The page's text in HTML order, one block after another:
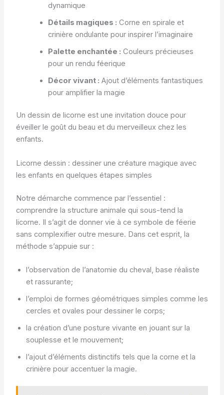
dynamique
Détails magiques : Corne en spirale et
crinière ondulante pour inspirer l’imaginaire
Palette enchantée : Couleurs précieuses
pour un rendu féerique
Décor vivant : Ajout d’éléments fantastiques
pour amplifier la magie
Un dessin de licorne est une invitation douce pour
éveiller le goût du beau et du merveilleux chez les
enfants.
Licorne dessin : dessiner une créature magique avec
les enfants en quelques étapes simples
Notre démarche commence par l’essentiel :
comprendre la structure animale qui sous-tend la
licorne. Il s’agit de donner vie à ce symbole de féerie
sans complexifier outre mesure. Dans cet esprit, la
méthode s’appuie sur :
l’observation de l’anatomie du cheval, base réaliste
et rassurante;
l’emploi de formes géométriques simples comme les
cercles et ovales pour dessiner le corps;
la création d’une posture vivante en jouant sur la
souplesse et le mouvement;
l’ajout d’éléments distinctifs tels que la corne et la
crinière pour accentuer la magie.